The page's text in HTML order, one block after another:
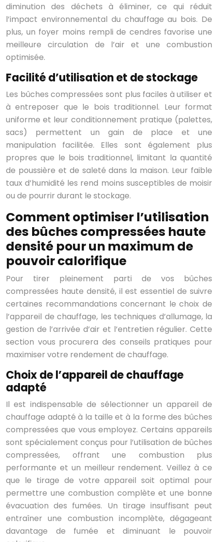
diminution des déchets à éliminer, ce qui réduit
l’impact environnemental du chauffage au bois. De
plus, un foyer moins rempli de cendres favorise une
meilleure circulation de l’air et une combustion
optimisée.
Facilité d’utilisation et de stockage
Les bûches compressées sont plus faciles à utiliser et
à entreposer que le bois traditionnel. Leur format
uniforme et leur conditionnement pratique (palettes,
sacs) permettent un gain de place et une
manipulation facilitée. Elles sont également plus
propres que le bois traditionnel, limitant la quantité
de poussière et de saleté dans la maison. Leur faible
taux d’humidité les rend moins susceptibles de moisir
ou de pourrir durant le stockage.
Comment optimiser l’utilisation
des bûches compressées haute
densité pour un maximum de
pouvoir calorifique
Pour tirer pleinement parti de vos bûches
compressées haute densité, il est essentiel de suivre
certaines recommandations concernant le choix de
l’appareil de chauffage, les techniques d’allumage, la
gestion de l’arrivée d’air et l’entretien régulier. Cette
section vous procurera des conseils pratiques pour
maximiser votre rendement de chauffage.
Choix de l’appareil de chauffage
adapté
Il est indispensable de sélectionner un appareil de
chauffage adapté à la taille et à la forme des bûches
compressées que vous employez. Certains appareils
sont spécialement conçus pour l’utilisation de bûches
compressées, offrant une combustion plus
performante et un meilleur rendement. Veillez à ce
que le tirage de votre appareil soit optimal pour
permettre une combustion complète et une bonne
évacuation des fumées. Un tirage insuffisant peut
entraîner une combustion incomplète, dégageant
davantage de fumée et diminuant le pouvoir